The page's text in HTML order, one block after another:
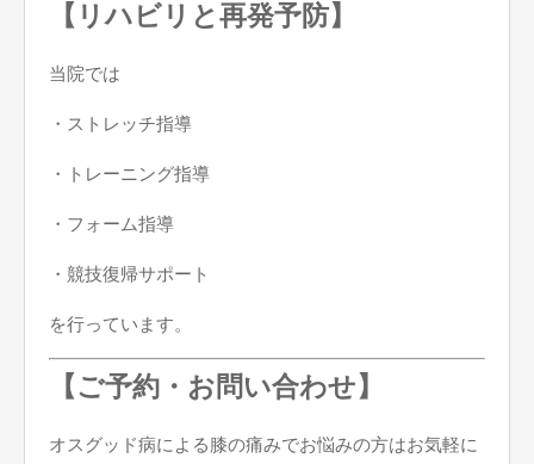
【リハビリと再発予防】
当院では
・ストレッチ指導
・トレーニング指導
・フォーム指導
・競技復帰サポート
を行っています。
【ご予約・お問い合わせ】
オスグッド病による膝の痛みでお悩みの方はお気軽に